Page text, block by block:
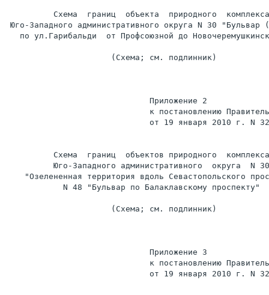
          Схема  границ  объекта  природного  комплекса
Юго-Западного административного округа N 30 "Бульвар
по ул.Гарибальди  от Профсоюзной до
                      (Схема; см. подлинник)
                              Приложение 2
к постановлению
от 19 января 2010 г. N
          Схема  границ  объектов природного  комплекса
Юго-Западного административного  округа  N
"Озелененная территория вдоль Севастопольского
            N 48 "Бульвар по Балаклавскому проспекту"
                      (Схема; см. подлинник)
                              Приложение 3
к постановлению
от 19 января 2010 г. N